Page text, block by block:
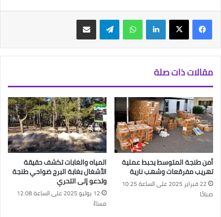
فيسبوك‫X لينكدإن واتساب تيلقرام مشاركة عبر البريد
مقالات ذات صلة
أمن طنجة المتوسط يحبط عملية
تهريب مفرقعات وشهب نارية
22 فبراير 2025 على الساعة 10:25
صباحًا
المياه والغابات تكشف حقيقة
الأشغال بغابة البرج ضواحي طنجة
وتدعو إلى التحري
12 يوليو 2025 على الساعة 12:08
مساءً